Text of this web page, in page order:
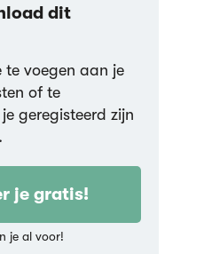
dit
voegen aan je
of te
geregisteerd zijn
je gratis!
je al voor!